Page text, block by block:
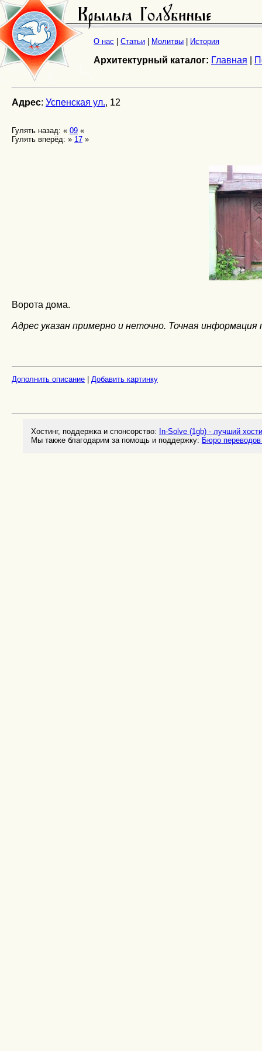
О нас Статьи Молитвы История
Архитектурный каталог: Главная
Адрес: Успенская ул., 12
Гулять назад: « 09 «
Гулять вперёд: » 17 »
Ворота дома.
Адрес указан примерно и неточно. Точная информация
Дополнить описание Добавить картинку
Хостинг, поддержка и спонсорство: In-Solve (1gb) - лучший
Мы также благодарим за помощь и поддержку: Бюро переводов